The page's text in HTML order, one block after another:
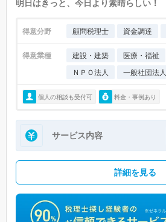
明日はきっと、今日より素晴らしい！
得意分野 顧問税理士 資金調達
得意業種 建設・建築 医療・福祉
ＮＰＯ法人
一般社団法人
個人の相談も受付可 料金・事例あり
サービス内容
詳細を見る